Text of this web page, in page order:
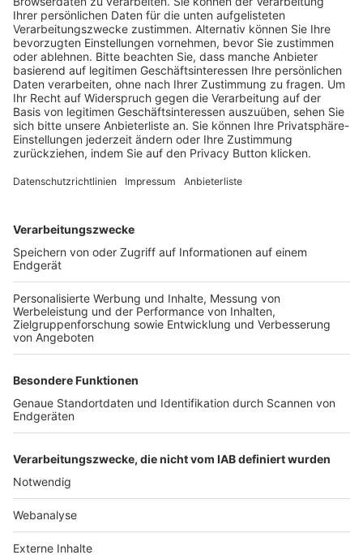
Trainerausbildung
Schulungsangebot Vereinsmitarbeiter
BFV-Geschäftsstellen
Trainerbörse
Login SpielPlus
FOLGE DEM BFV
TOP-VEREINE
TOP-PARTNER
Nutzungsbedingungen Datenschutz Impressum